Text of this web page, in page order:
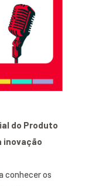
do Produto
inovação
conhecer os